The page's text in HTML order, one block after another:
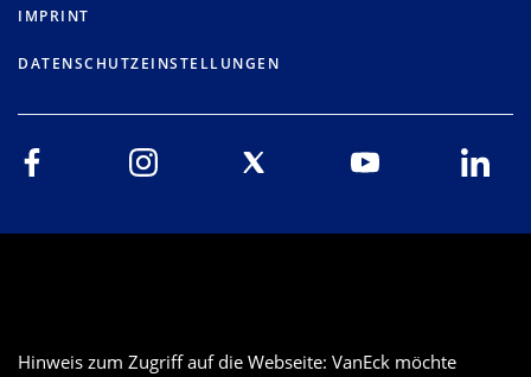
IMPRINT
DATENSCHUTZEINSTELLUNGEN
Hinweis zum Zugriff auf die Webseite: VanEck möchte